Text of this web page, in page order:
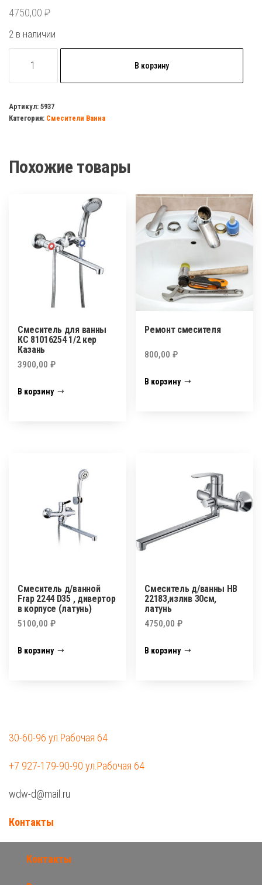
4750,00 ₽
2 в наличии
товара
система
КС
В корзину
Артикул: 5937
Категория: Смесители Ванна
Похожие товары
Смеситель для ванны
КС 81016254 1/2 кер
Казань
3900,00 ₽
В корзину
Ремонт смесителя
800,00₽
В корзину
Смеситель д/ванной
Frap 2244 D35 , дивертор
в корпусе (латунь)
5100,00 ₽
В корзину
Смеситель д/ванны HB
22183,излив 30см,
латунь
4750,00₽
В корзину
30-60-96 ул.Рабочая 64
+7 927-179-90-90 ул.Рабочая 64
wdw-d@mail.ru
Контакты
Контакты